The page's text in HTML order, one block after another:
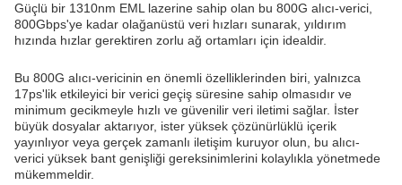
Güçlü bir 1310nm EML lazerine sahip olan bu 800G alıcı-verici,
800Gbps'ye kadar olağanüstü veri hızları sunarak, yıldırım
hızında hızlar gerektiren zorlu ağ ortamları için idealdir.
Bu 800G alıcı-vericinin en önemli özelliklerinden biri, yalnızca
17ps'lik etkileyici bir verici geçiş süresine sahip olmasıdır ve
minimum gecikmeyle hızlı ve güvenilir veri iletimi sağlar. İster
büyük dosyalar aktarıyor, ister yüksek çözünürlüklü içerik
yayınlıyor veya gerçek zamanlı iletişim kuruyor olun, bu alıcı-
verici yüksek bant genişliği gereksinimlerini kolaylıkla yönetmede
mükemmeldir.